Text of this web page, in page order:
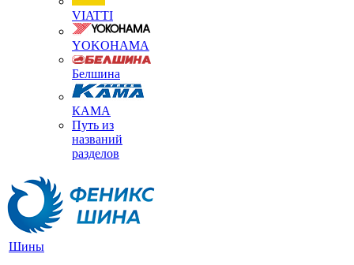
VIATTI
YOKOHAMA
Белшина
КАМА
Путь из
названий
разделов
Шины